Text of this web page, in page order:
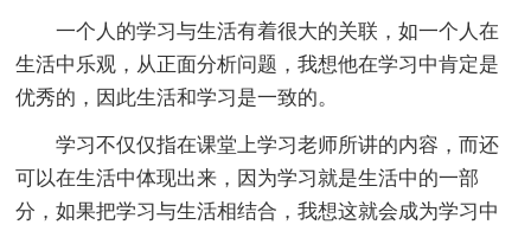
一个人的学习与生活有着很大的关联，如一个人在
生活中乐观，从正面分析问题，我想他在学习中肯定是
优秀的，因此生活和学习是一致的。
学习不仅仅指在课堂上学习老师所讲的内容，而还
可以在生活中体现出来，因为学习就是生活中的一部
分，如果把学习与生活相结合，我想这就会成为学习中